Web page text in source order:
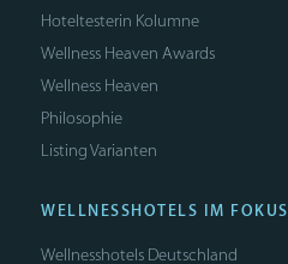
Hoteltesterin Kolumne
Wellness Heaven Awards
Wellness Heaven
Philosophie
Listing Varianten
WELLNESSHOTELS IM FOKUS
Wellnesshotels Deutschland